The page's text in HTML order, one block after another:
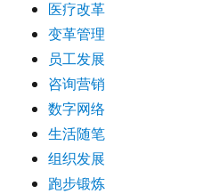
医疗改革
变革管理
员工发展
咨询营销
数字网络
生活随笔
组织发展
跑步锻炼